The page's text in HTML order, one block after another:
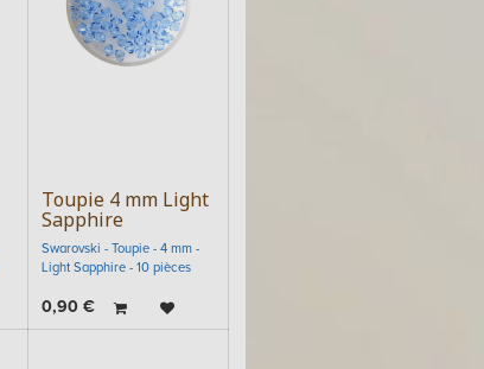
Toupie 4 mm Light
Sapphire
Swarovski - Toupie - 4 mm -
Light Sapphire - 10 pièces
0,90€